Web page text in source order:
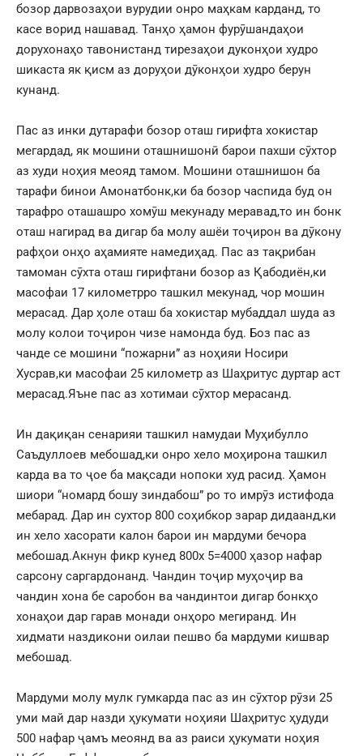
бозор дарвозаҳои вурудии онро маҳкам карданд, то
касе ворид нашавад. Танҳо ҳамон фурӯшандаҳои
дорухонаҳо тавонистанд тирезаҳои дуконҳои худро
шикаста як қисм аз доруҳои дӯконҳои худро берун
кунанд.
Пас аз инки дутарафи бозор оташ гирифта хокистар
мегардад, як мошини оташнишонӣ барои пахши сӯхтор
аз худи ноҳия меояд тамом. Мошини оташнишон ба
тарафи бинои Амонатбонк,ки ба бозор часпида буд он
тарафро оташашро хомӯш мекунаду меравад,то ин бонк
оташ нагирад ва дигар ба молу ашёи тоҷирон ва дӯкону
рафҳои онҳо аҳамияте намедиҳад. Пас аз тақрибан
тамоман сӯхта оташ гирифтани бозор аз Қабодиён,ки
масофаи 17 километрро ташкил мекунад, чор мошин
мерасад. Дар ҳоле оташ ба хокистар мубаддал шуда аз
молу колои тоҷирон чизе намонда буд. Боз пас аз
чанде се мошини “пожарни” аз ноҳияи Носири
Хусрав,ки масофаи 25 километр аз Шаҳритус дуртар аст
мерасад.Яъне пас аз хотимаи сӯхтор мерасанд.
Ин дақиқан сенарияи ташкил намудаи Муҳибулло
Саъдуллоев мебошад,ки онро хело моҳирона ташкил
карда ва то ҷое ба мақсади нопоки худ расид. Ҳамон
шиори “номард бошу зиндабош” ро то имрӯз истифода
мебарад. Дар ин сухтор 800 соҳибкор зарар дидаанд,ки
ин хело хасорати калон барои ин мардуми бечора
мебошад.Акнун фикр кунед 800х 5=4000 ҳазор нафар
сарсону саргардонанд. Чандин тоҷир муҳоҷир ва
чандин хона бе саробон ва чандинтои дигар бонкҳо
хонаҳои дар гарав монади онҳоро мегиранд. Ин
хидмати наздикони оилаи пешво ба мардуми кишвар
мебошад.
Мардуми молу мулк гумкарда пас аз ин сӯхтор рӯзи 25
уми май дар назди ҳукумати ноҳияи Шаҳритус ҳудуди
500 нафар ҷамъ меоянд ва аз раиси ҳукумати ноҳия